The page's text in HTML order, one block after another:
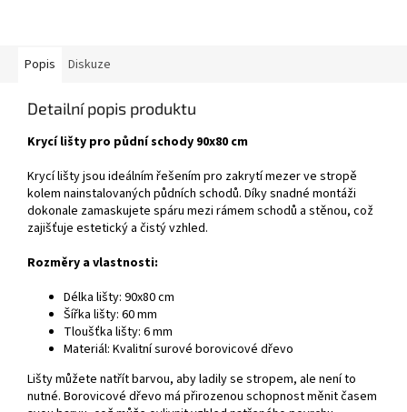
Popis Diskuze
Detailní popis produktu
Krycí lišty pro půdní schody 90x80 cm
Krycí lišty jsou ideálním řešením pro zakrytí mezer ve stropě
kolem nainstalovaných půdních schodů. Díky snadné montáži
dokonale zamaskujete spáru mezi rámem schodů a stěnou, což
zajišťuje estetický a čistý vzhled.
Rozměry a vlastnosti:
Délka lišty: 90x80 cm
Šířka lišty: 60 mm
Tloušťka lišty: 6 mm
Materiál: Kvalitní surové borovicové dřevo
Lišty můžete natřít barvou, aby ladily se stropem, ale není to
nutné. Borovicové dřevo má přirozenou schopnost měnit časem